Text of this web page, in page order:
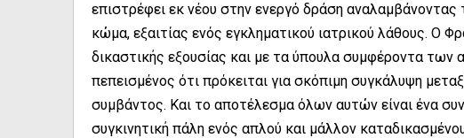
επιστρέφει εκ νέου στην ενεργό δράση αναλαμβάνοντας
κώμα, εξαιτίας ενός εγκληματικού ιατρικού λάθους. Ο
δικαστικής εξουσίας και με τα ύπουλα συμφέροντα των
πεπεισμένος ότι πρόκειται για σκόπιμη συγκάλυψη
συμβάντος. Και το αποτέλεσμα όλων αυτών είναι ένα
συγκινητική πάλη ενός απλού και μάλλον